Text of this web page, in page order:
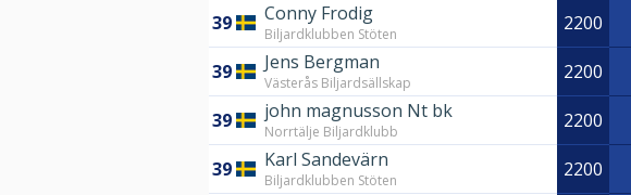
39 Conny Frodig
Biljardklubben Stöten 2200
39 Jens Bergman
Västerås Biljardsällskap 2200
39 john magnusson Nt bk
Norrtälje Biljardklubb 2200
39 Karl Sandevärn
Biljardklubben Stöten 2200